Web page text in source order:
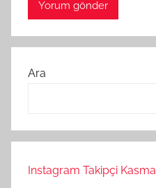
Ara
Instagram Takipçi Kasma